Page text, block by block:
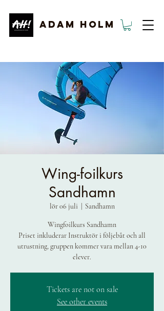
ADAM HOLM
Wing-foilkurs
Sandhamn
lör 06 juli Sandhamn
Wingfoilkurs Sandhamn
Priset inkluderar Instruktör i följebåt och all
utrustning, gruppen kommer vara mellan 4-10
elever.
Tickets are not on sale
See other events